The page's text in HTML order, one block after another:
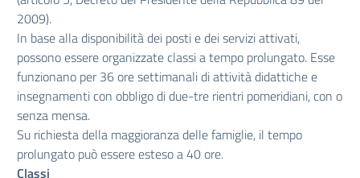
2009).
In base alla disponibilità dei posti e dei servizi attivati,
possono essere organizzate classi a tempo prolungato. Esse
funzionano per 36 ore settimanali di attività didattiche e
insegnamenti con obbligo di due-tre rientri pomeridiani, con o
senza mensa.
Su richiesta della maggioranza delle famiglie, il tempo
prolungato può essere esteso a 40 ore.
Classi